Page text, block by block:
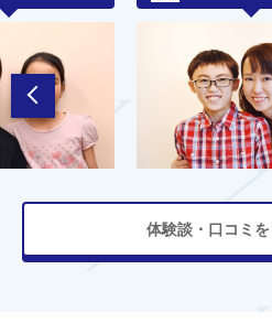
体験談・口コミ